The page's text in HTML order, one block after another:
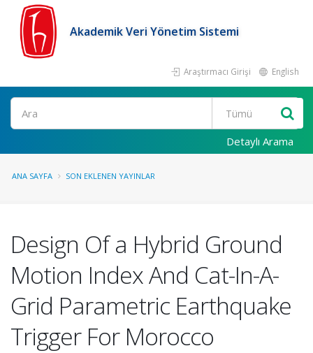
Akademik Veri Yönetim Sistemi
Araştırmacı Girişi English
Ara
Detaylı Arama
ANA SAYFA SON EKLENEN YAYINLAR
Design Of a Hybrid Ground
Motion Index And Cat-In-A-
Grid Parametric Earthquake
Trigger For Morocco